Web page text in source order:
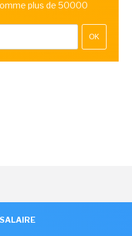
plus de 50000
OK
SALAIRE